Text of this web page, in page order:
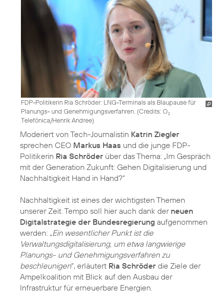
FDP-Politikerin Ria Schröder: LNG-Terminals als Blaupause für
Planungs- und Genehmigungsverfahren. (Credits: O2
Telefónica/Henrik Andree)
Moderiert von Tech-Journalistin Katrin Ziegler
sprechen CEO Markus Haas und die junge FDP-
Politikerin Ria Schröder über das Thema: „Im Gespräch
mit der Generation Zukunft: Gehen Digitalisierung und
Nachhaltigkeit Hand in Hand?“
Nachhaltigkeit ist eines der wichtigsten Themen
unserer Zeit. Tempo soll hier auch dank der neuen
Digitalstrategie der Bundesregierung aufgenommen
werden: „Ein wesentlicher Punkt ist die
Verwaltungsdigitalisierung, um etwa langwierige
Planungs- und Genehmigungsverfahren zu
beschleunigen“, erläutert Ria Schröder die Ziele der
Ampelkoalition mit Blick auf den Ausbau der
Infrastruktur für erneuerbare Energien.